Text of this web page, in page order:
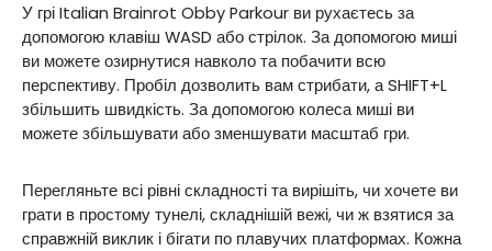
У грі Italian Brainrot Obby Parkour ви рухаєтесь за
допомогою клавіш WASD або стрілок. За допомогою миші
ви можете озирнутися навколо та побачити всю
перспективу. Пробіл дозволить вам стрибати, а SHIFT+L
збільшить швидкість. За допомогою колеса миші ви
можете збільшувати або зменшувати масштаб гри.
Перегляньте всі рівні складності та вирішіть, чи хочете ви
грати в простому тунелі, складнішій вежі, чи ж взятися за
справжній виклик і бігати по плавучих платформах. Кожна